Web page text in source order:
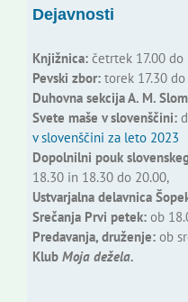
Dejavnosti
Knjižnica:četrtek 17.00 do
Pevski zbor:torek 17.30 do
Duhovna sekcija A. M.
Svete maše v slovenščini:
v slovenščini za leto 2023
Dopolnilni pouk
18.30 in 18.30 do 20.00,
Ustvarjalna delavnica
Srečanja Prvi petek:ob
Predavanja, druženje:ob
Klub Moja dežela.